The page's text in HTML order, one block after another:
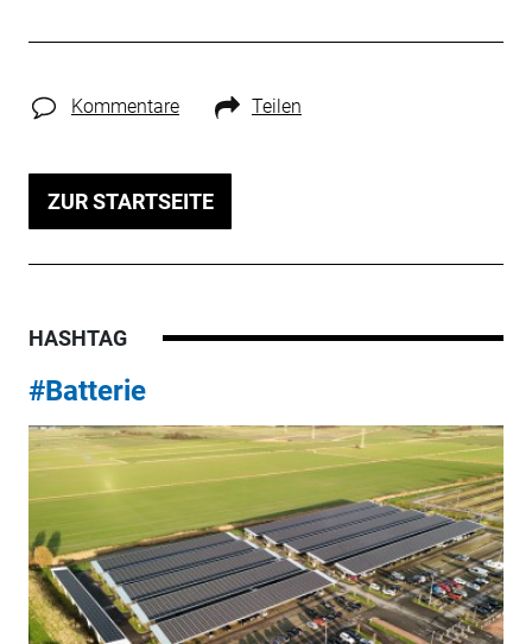
Kommentare Teilen
ZUR STARTSEITE
HASHTAG
#Batterie